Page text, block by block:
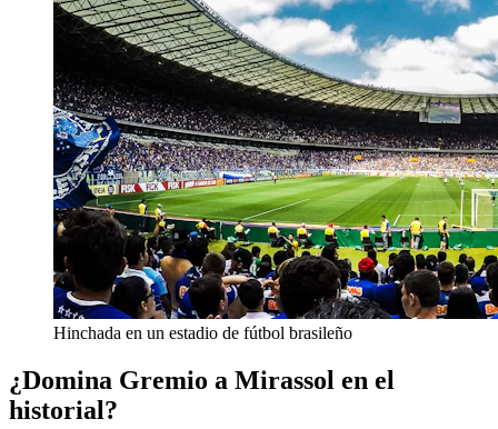
Hinchada en un estadio de fútbol brasileño
¿Domina Gremio a Mirassol en el
historial?